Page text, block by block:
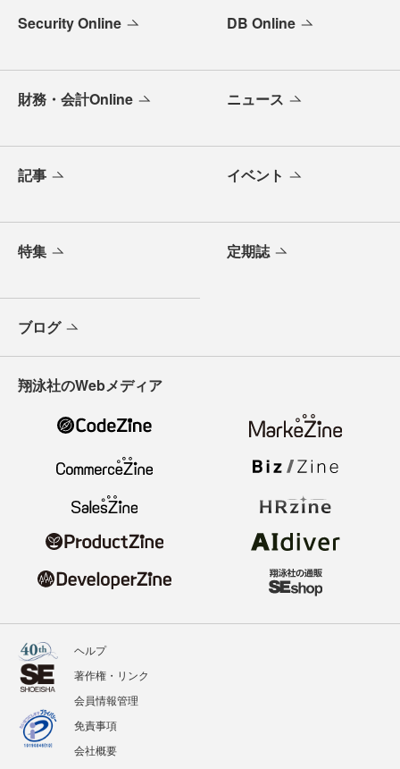
Security Online DB Online
財務・会計Online ニュース
記事 イベント
特集 定期誌
ブログ
翔泳社のWebメディア
ヘルプ
著作権・リンク
会員情報管理
免責事項
会社概要